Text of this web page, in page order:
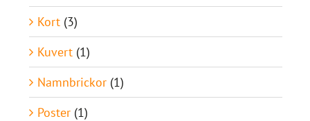
Kort (3)
Kuvert (1)
Namnbrickor (1)
Poster (1)